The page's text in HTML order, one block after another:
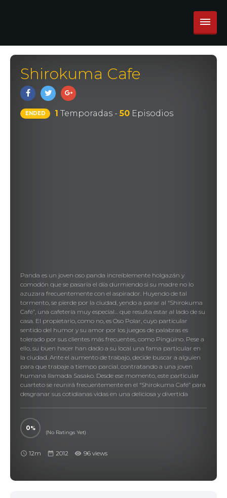
Shirokuma Cafe
ENDED 1 Temporadas - 50Episodios
Panda es un joven oso panda increíblemente holgazán y
comodón que se pasaría el día durmiendo si su madre no lo
azuzara frecuentemente con el aspirador. Huyendo de tal
tormento, se pierde por la ciudad, yendo a parar al “Shirokuma
Café”, una cafetería muy especial… que resulta estar al lado de su
casa. El propietario, como no, es Oso Polar, cuyo particular
sentido del humor y su amor por los juegos de palabras es
tolerado por sus clientes más frecuentes, como Pingüino. Pese a
ello, su buen hacer han dado a su local una fama particular en
la ciudad. Ante el aumento de trabajo, decide buscar a alguien
para que trabaje a tiempo parcial, contratando a una joven
humana llamada Sasako. Desde ese momento, este particular
cuarteto se reunirá frecuentemente en el “Shirokuma Café” para
desgranar sus cotidianas vidas en una deliciosa y divertida
しろくまカフェ, Polar Bear Cafe
0
(No Ratings Yet)
12m 2012 96 views